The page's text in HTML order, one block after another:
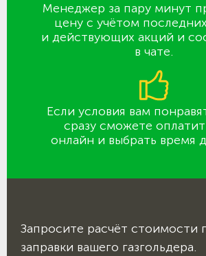
Менеджер за пару минут
цену с учётом
и действующих акций и
в чате.
Если условия вам
сразу сможете
онлайн и выбрать время
Запросите расчёт стоимости
заправки вашего газгольдера.